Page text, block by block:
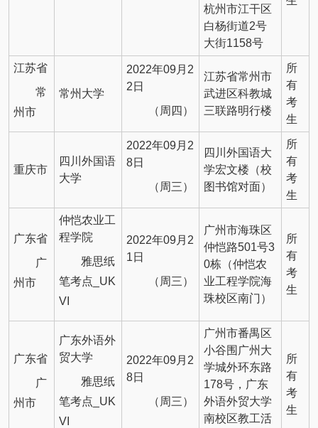
杭州市江干区
白杨街道2号
大街1158号
江苏省
常
州市
常州大学
2022年09月2
2日
（周四）
江苏省常州市
武进区科教城
三联路明行楼
所
有
考
生
重庆市
四川外国语
大学
2022年09月2
8日
（周三）
四川外国语大
学宏文楼（校
图书馆对面）
所
有
考
生
广东省
广
州市
仲恺农业工
程学院
雅思纸
笔考点_UK
VI
2022年09月2
1日
（周三）
广州市海珠区
仲恺路501号3
0栋（仲恺农
业工程学院海
珠校区南门）
所
有
考
生
广东省
广
州市
广东外语外
贸大学
雅思纸
笔考点_UK
VI
2022年09月2
8日
（周三）
广州市番禺区
小谷围广州大
学城外环东路
178号，广东
外语外贸大学
南校区教工活
所
有
考
生